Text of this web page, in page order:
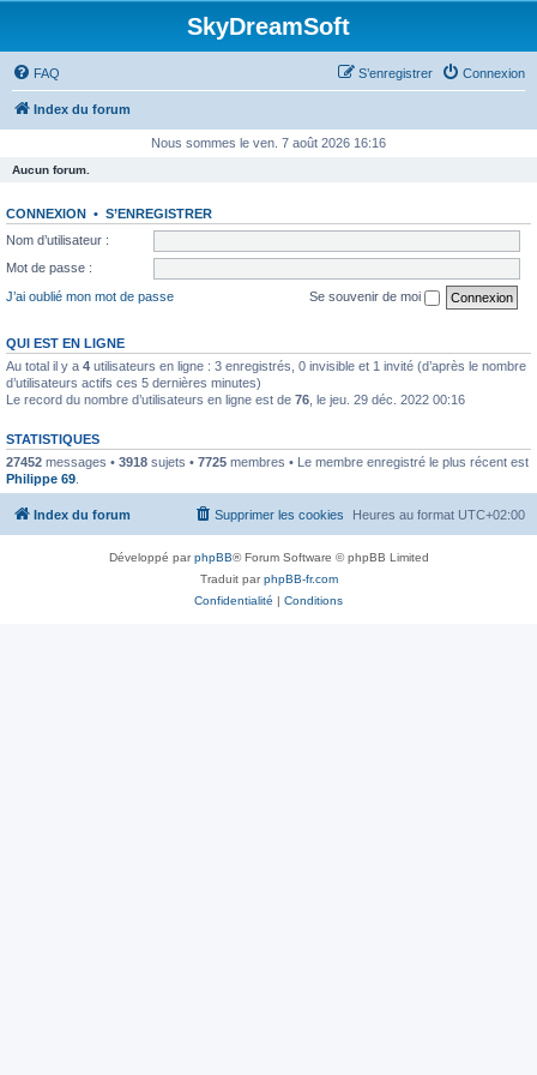
SkyDreamSoft
FAQ Connexion
S’enregistrer
Index du forum
Nous sommes le ven. 7 août 2026 16:16
Aucun forum.
CONNEXION • S’ENREGISTRER
Nom d’utilisateur :
Mot de passe :
J’ai oublié mon mot de passe
Se souvenir de moi
QUI EST EN LIGNE
Au total il y a 4 utilisateurs en ligne : 3 enregistrés, 0 invisible et 1 invité (d’après le nombre
d’utilisateurs actifs ces 5 dernières minutes)
Le record du nombre d’utilisateurs en ligne est de 76 , le jeu. 29 déc. 2022 00:16
STATISTIQUES
27452 messages • 3918 sujets • 7725 membres • Le membre enregistré le plus récent est
Philippe 69
Index du forum Heures au format UTC+02:00
Supprimer les cookies
Développé parphpBB® Forum Software © phpBB Limited
Traduit parphpBB-fr.com
Confidentialité | Conditions